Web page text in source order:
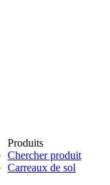
Produits
Chercher produit
Carreaux de sol